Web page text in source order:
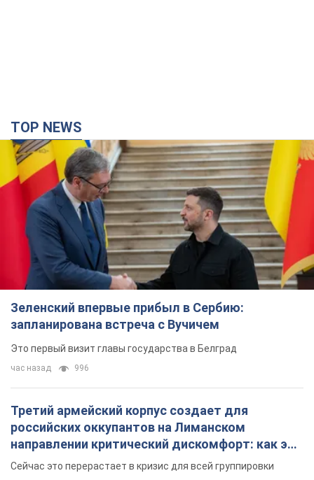
TOP NEWS
Зеленский впервые прибыл в Сербию:
запланирована встреча с Вучичем
Это первый визит главы государства в Белград
час назад 996
Третий армейский корпус создает для
российских оккупантов на Лиманском
направлении критический дискомфорт: как это
удалось
Сейчас это перерастает в кризис для всей группировки